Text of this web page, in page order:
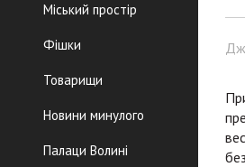
Міський простір
Фішки
Товарищи
Новини минулого
Палаци Волині